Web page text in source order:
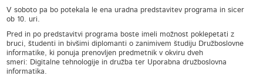
V soboto pa bo potekala le ena uradna predstavitev programa in sicer
ob 10. uri.
Pred in po predstavitvi programa boste imeli možnost poklepetati z
bruci, študenti in bivšimi diplomanti o zanimivem študiju Družboslovne
informatike, ki ponuja prenovljen predmetnik v okviru dveh
smeri: Digitalne tehnologije in družba ter Uporabna družboslovna
informatika.